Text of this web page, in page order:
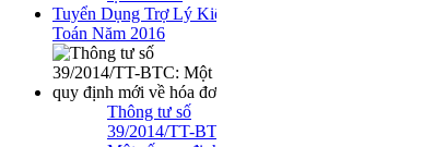
Thông tư số
39/2014/TT-BTC:
Một số quy định
mới về hóa đơn..